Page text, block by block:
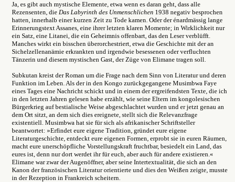
Ja, es gibt auch mystische Elemente, etwa wenn es daran geht, dass alle
Rezensenten, die Das Labyrinth des Unmenschlichen 1938 negativ besprochen
hatten, innerhalb einer kurzen Zeit zu Tode kamen. Oder der énardmässig lange
Erinnerungstext Assanes, eine ihrer letzten klaren Momente; in Wirklichkeit nur
ein Satz, eine Litanei, die ein Geheimnis offenbart, das den Leser verblüfft.
Manches wirkt ein bisschen überorchestriert, etwa die Geschichte mit der an
Sichelzellenanämie erkrankten und irgendwie besessenen oder verfluchten
Tänzerin und diesem mystischen Gast, der Züge von Elimane tragen soll.
Subkutan kreist der Roman um die Frage nach dem Sinn von Literatur und deren
Funktion im Leben. Als der in den Kongo zurückgegangene Musimbwa Faye
eines Tages eine Nachricht schickt und in einem der ergreifendsten Texte, die ich
in den letzten Jahren gelesen habe erzählt, wie seine Eltern im kongolesischen
Bürgerkrieg auf bestialische Weise abgeschlachtet wurden und er jetzt genau an
dem Ort sitzt, an dem sich dies ereignete, stellt sich die Relevanzfrage
existentiell. Musimbwa hat sie für sich als afrikanischer Schriftsteller
beantwortet: »Erfindet eure eigene Tradition, gründet eure eigene
Literaturgeschichte, entdeckt eure eigenen Formen, erprobt sie in euren Räumen,
macht eure unerschöpfliche Vorstellungskraft fruchtbar, besiedelt ein Land, das
eures ist, denn nur dort werdet ihr für euch, aber auch für andere existieren.«
Elimane war zwar der Augenöffner, aber seine Intertextualität, die sich an den
Kanon der französischen Literatur orientierte und dies den Weißen zeigte, musste
in der Rezeption in Frankreich scheitern.